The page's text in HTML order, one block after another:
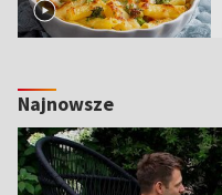
Najnowsze